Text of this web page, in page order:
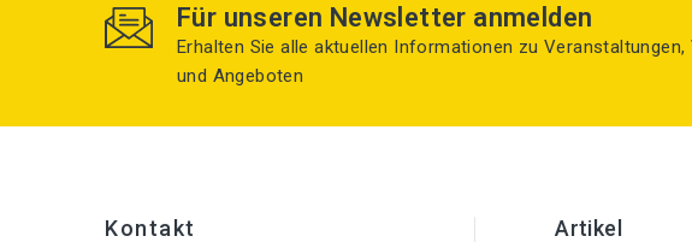
Für unseren Newsletter anmelden
Erhalten Sie alle aktuellen Informationen zu Veranstaltungen,
und Angeboten
Kontakt Artikel